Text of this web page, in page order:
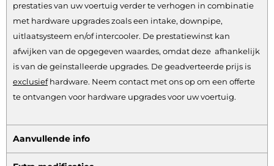
prestaties van uw voertuig verder te verhogen in combinatie
met hardware upgrades zoals een intake, downpipe,
uitlaatsysteem en/of intercooler. De prestatiewinst kan
afwijken van de opgegeven waardes, omdat deze afhankelijk
is van de geïnstalleerde upgrades. De geadverteerde prijs is
exclusiefhardware. Neem contact met ons op om een offerte
te ontvangen voor hardware upgrades voor uw voertuig.
Aanvullende info